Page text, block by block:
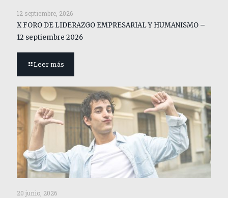
12 septiembre, 2026
X FORO DE LIDERAZGO EMPRESARIAL Y HUMANISMO –
12 septiembre 2026
Leer más
20 junio, 2026